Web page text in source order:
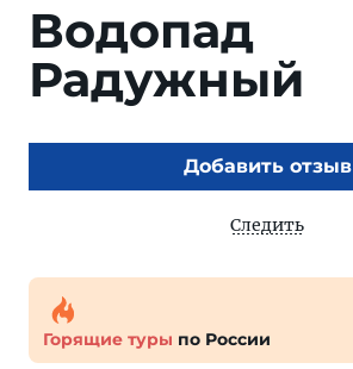
Водопад
Радужный
Добавить отзыв
Следить
Горящие туры по России